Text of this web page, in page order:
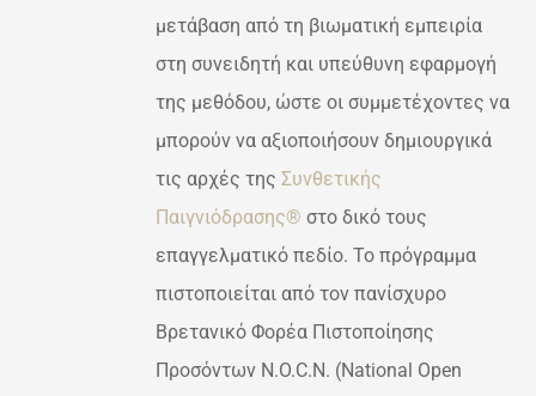
€200,00
μετάβαση από τη βιωματική εμπειρία
στη συνειδητή και υπεύθυνη εφαρμογή
της μεθόδου, ώστε οι συμμετέχοντες να
μπορούν να αξιοποιήσουν δημιουργικά
τις αρχές τηςΣυνθετικής
Παιγνιόδρασης® στο δικό τους
επαγγελματικό πεδίο. Το πρόγραμμα
πιστοποιείται από τον πανίσχυρο
Βρετανικό Φορέα Πιστοποίησης
Προσόντων N.O.C.N. (National Open